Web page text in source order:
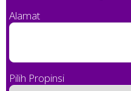
Alamat
Pilih Propinsi